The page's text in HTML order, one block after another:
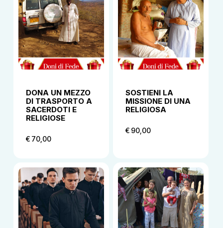
DONA UN MEZZO
DI TRASPORTO A
SACERDOTI E
RELIGIOSE
€70,00
SOSTIENI LA
MISSIONE DI UNA
RELIGIOSA
€ 90,00